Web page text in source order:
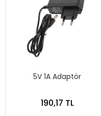
5V 1A Adaptör
190,17 TL